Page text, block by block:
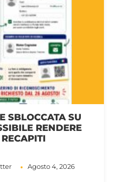
SBLOCCATA SU
RENDERE
Agosto 4, 2026